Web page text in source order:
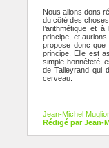
Nous allons dons
du côté des
l’arithmétique et
principe, et
propose donc que
principe. Elle est
simple honnêteté,
de Talleyrand qui
cerveau.
Jean-Michel
Rédigé par Jean-